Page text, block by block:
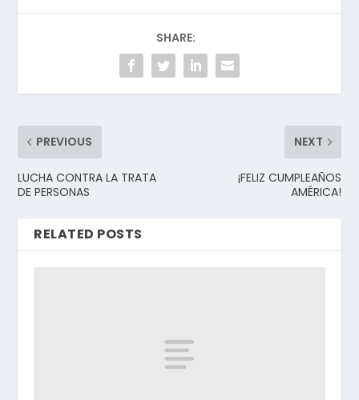
encuentro con el otro, y
casa realizada el día 20
de Noviembre por las
calles…
SHARE:
PREVIOUS
LUCHA CONTRA LA TRATA
DE PERSONAS
NEXT
¡FELIZ CUMPLEAÑOS
AMÉRICA!
RELATED POSTS